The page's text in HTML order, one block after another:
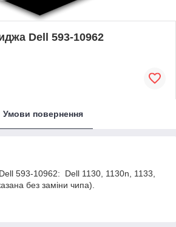
Dell 593-10962
Умови повернення
593-10962: Dell 1130, 1130n, 1133,
без заміни чипа).